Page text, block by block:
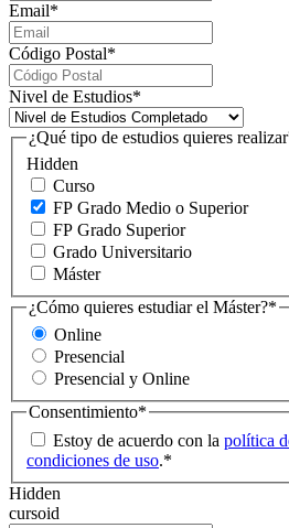
Email*
Código Postal*
Nivel de Estudios*
Hidden
¿Qué tipo de estudios quieres
Curso
FP Grado Medio o Superior
FP Grado Superior
Grado Universitario
Máster
¿Cómo quieres estudiar el Máster?*
Online
Presencial
Presencial y Online
Consentimiento*
Estoy de acuerdo con la política
condiciones de uso.*
Hidden
cursoid